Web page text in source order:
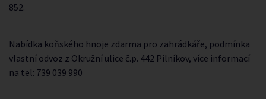
852.
Nabídka koňského hnoje zdarma pro zahrádkáře, podmínka
vlastní odvoz z Okružní ulice č.p. 442 Pilníkov, více informací
na tel: 739 039 990